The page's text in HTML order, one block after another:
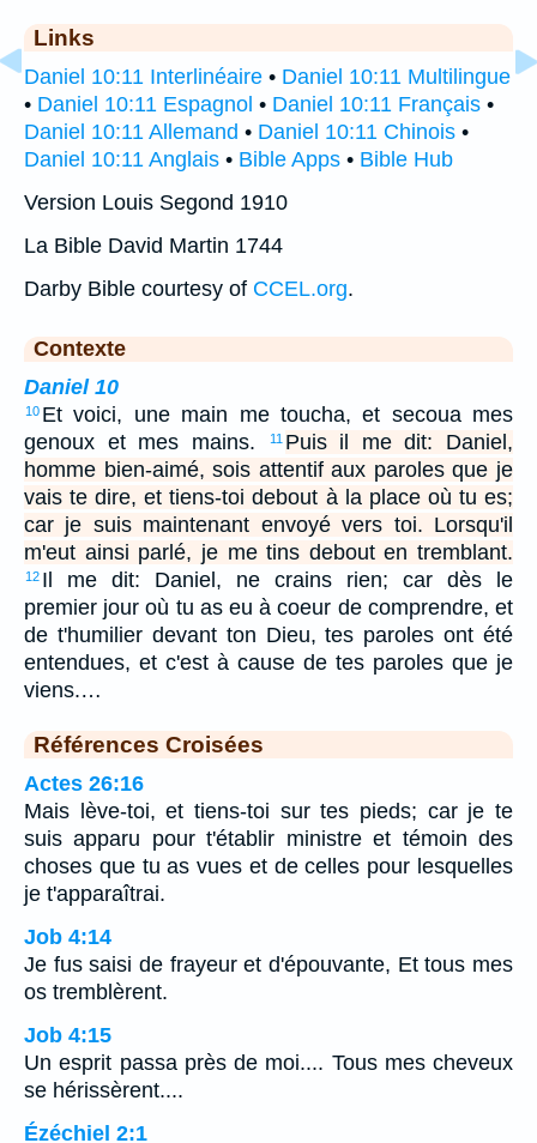
Links
Daniel 10:11 Interlinéaire • Daniel 10:11 Multilingue
• Daniel 10:11 Espagnol • Daniel 10:11 Français •
Daniel 10:11 Allemand • Daniel 10:11 Chinois •
Daniel 10:11 Anglais • Bible Apps • Bible Hub
Version Louis Segond 1910
La Bible David Martin 1744
Darby Bible courtesy of CCEL.org.
Contexte
Daniel 10
10 Et voici, une main me toucha, et secoua mes
genoux et mes mains.
11 Puis il me dit: Daniel,
homme bien-aimé, sois attentif aux paroles que je
vais te dire, et tiens-toi debout à la place où tu es;
car je suis maintenant envoyé vers toi. Lorsqu'il
m'eut ainsi parlé, je me tins debout en tremblant.
12 Il me dit: Daniel, ne crains rien; car dès le
premier jour où tu as eu à coeur de comprendre, et
de t'humilier devant ton Dieu, tes paroles ont été
entendues, et c'est à cause de tes paroles que je
viens.…
Références Croisées
Actes 26:16
Mais lève-toi, et tiens-toi sur tes pieds; car je te
suis apparu pour t'établir ministre et témoin des
choses que tu as vues et de celles pour lesquelles
je t'apparaîtrai.
Job 4:14
Je fus saisi de frayeur et d'épouvante, Et tous mes
os tremblèrent.
Job 4:15
Un esprit passa près de moi.... Tous mes cheveux
se hérissèrent....
Ézéchiel 2:1